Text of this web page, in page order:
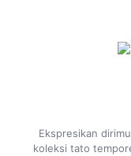
Ekspresikan
koleksi tato